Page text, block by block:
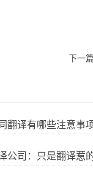
下一篇
翻译有哪些注意事
公司：只是翻译惹